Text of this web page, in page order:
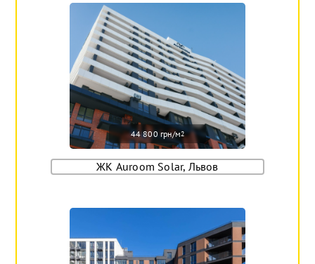
44 800 грн/м2
ЖК Auroom Solar, Львов